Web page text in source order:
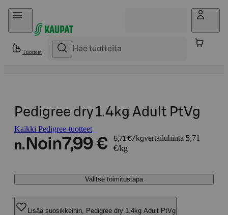
Hyppää sisältöön
Tuotteet
Pedigree dry 1.4kg Adult PtVg
Kaikki Pedigree-tuotteet
n. Noin7,99 € 5,71 €/kgvertailuhinta 5,71
€/kg
Valitse toimitustapa
Lisää suosikkeihin, Pedigree dry 1.4kg Adult PtVg